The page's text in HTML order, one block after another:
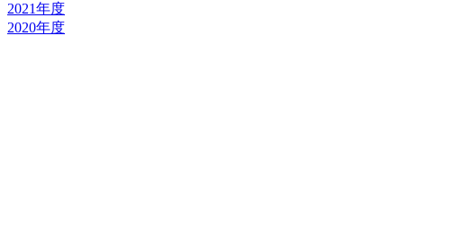
2021年度
2020年度